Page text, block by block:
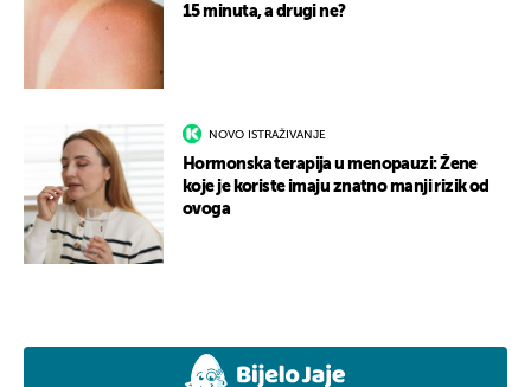
15 minuta, a drugi ne?
NOVO ISTRAŽIVANJE
Hormonska terapija u menopauzi: Žene
koje je koriste imaju znatno manji rizik od
ovoga